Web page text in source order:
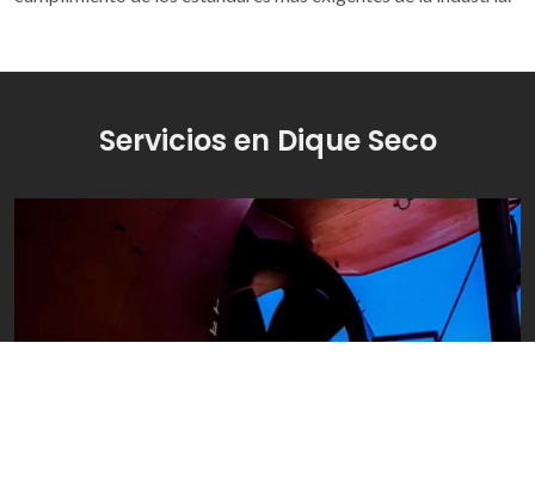
Servicios en Dique Seco